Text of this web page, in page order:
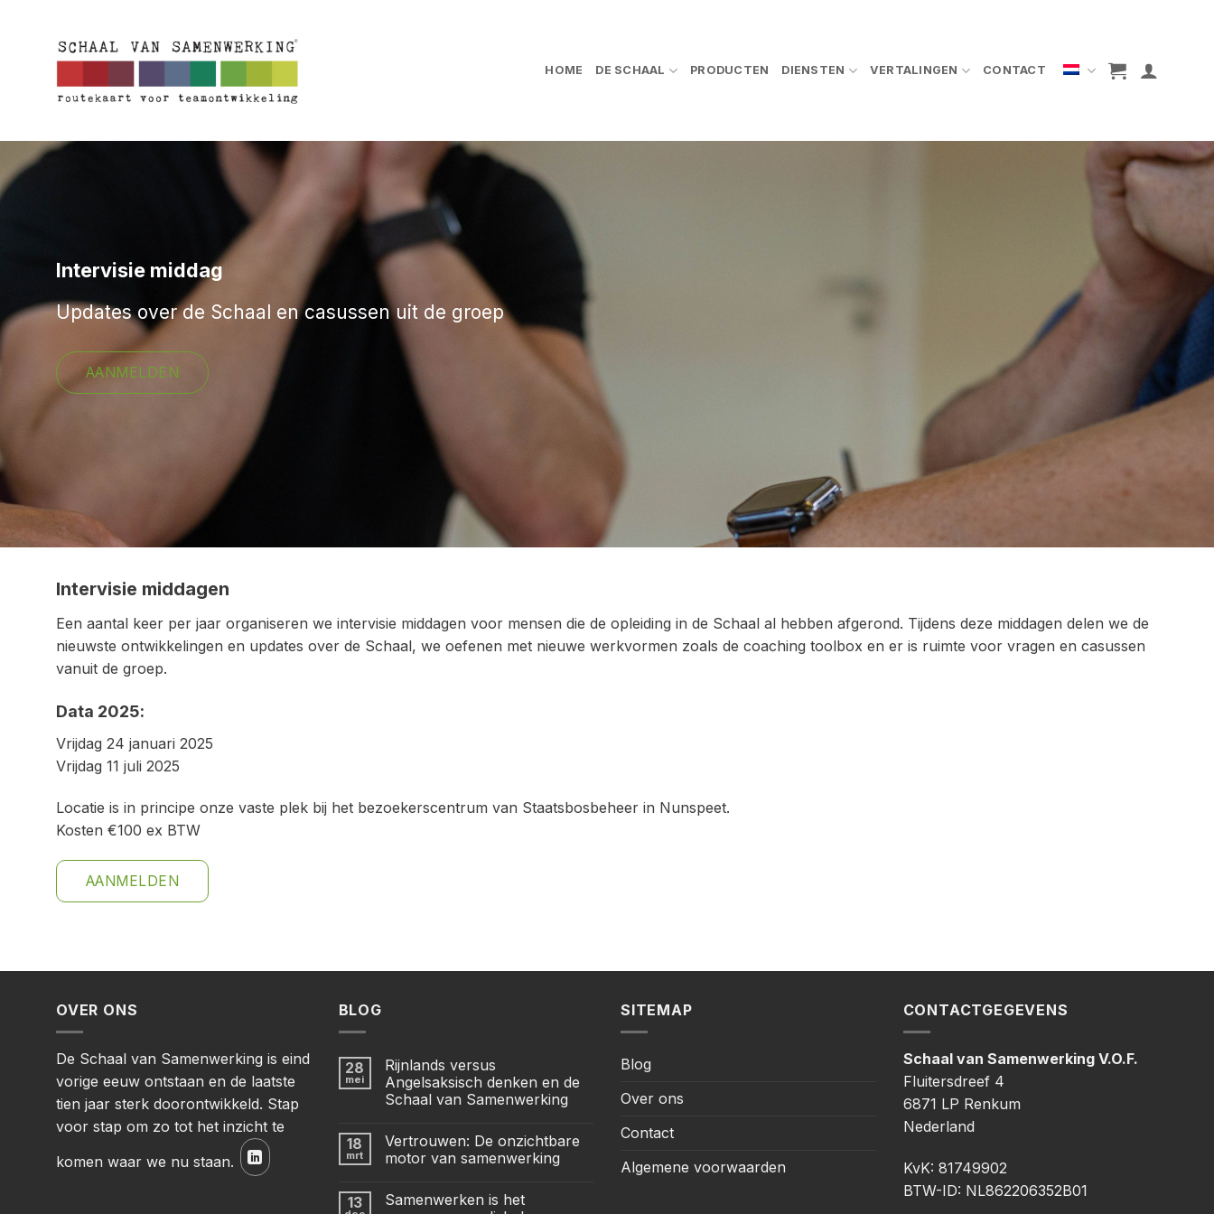
HOME DE SCHAAL PRODUCTEN DIENSTEN VERTALINGEN CONTACT
Intervisie middag
Updates over de Schaal en casussen uit de groep
AANMELDEN
Intervisie middagen
Een aantal keer per jaar organiseren we intervisie middagen voor mensen die de opleiding in de Schaal al hebben afgerond. Tijdens deze middagen delen we de
nieuwste ontwikkelingen en updates over de Schaal, we oefenen met nieuwe werkvormen zoals de coaching toolbox en er is ruimte voor vragen en casussen
vanuit de groep.
Data 2025:
Vrijdag 24 januari 2025
Vrijdag 11 juli 2025
Locatie is in principe onze vaste plek bij het bezoekerscentrum van Staatsbosbeheer in Nunspeet.
Kosten €100 ex BTW
AANMELDEN
OVER ONS
De Schaal van Samenwerking is eind
vorige eeuw ontstaan en de laatste
tien jaar sterk doorontwikkeld. Stap
voor stap om zo tot het inzicht te
komen waar we nu staan.
BLOG
28
mei
Rijnlands versus
Angelsaksisch denken en de
Schaal van Samenwerking
18
mrt
Vertrouwen: De onzichtbare
motor van samenwerking
13
Samenwerken is het
SITEMAP
Blog
Over ons
Contact
Algemene voorwaarden
CONTACTGEGEVENS
Schaal van Samenwerking V.O.F.
Fluitersdreef 4
6871 LP Renkum
Nederland
KvK: 81749902
BTW-ID: NL862206352B01